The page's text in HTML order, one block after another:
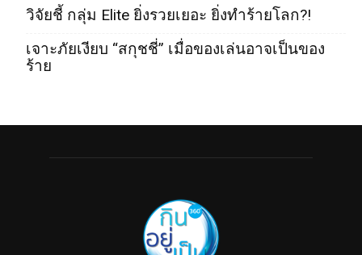
วิจัยชี้ กลุ่ม Elite ยิ่งรวยเยอะ ยิ่งทำร้ายโลก?!
เจาะภัยเงียบ “สกุชชี่” เมื่อของเล่นอาจเป็นของ
ร้าย